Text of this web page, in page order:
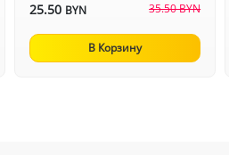
25.50 BYN 35.50 BYN
В Корзину